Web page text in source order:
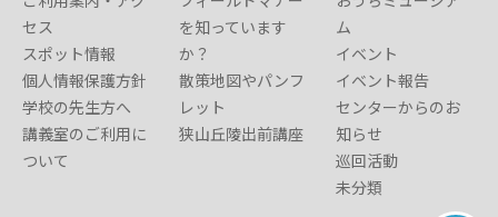
セス
スポット情報
個人情報保護方針
学校の先生方へ
講義室のご利用に
ついて
を知っています
か？
散策地図やパンフ
レット
狭山丘陵出前講座
ム
イベント
イベント報告
センターからのお
知らせ
巡回活動
未分類